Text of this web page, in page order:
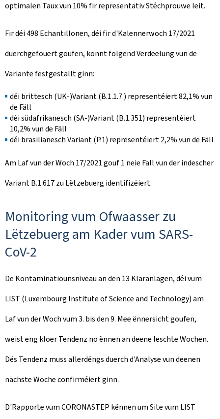
optimalen Taux vun 10% fir representativ Stéchprouwe leit.
Fir déi 498 Echantillonen, déi fir d'Kalennerwoch 17/2021
duerchgefouert goufen, konnt folgend Verdeelung vun de
Variante festgestallt ginn:
déi brittesch (UK-)Variant (B.1.1.7.) representéiert 82,1% vun
de Fäll
déi südafrikanesch (SA-)Variant (B.1.351) representéiert
10,2% vun de Fäll
déi brasilianesch Variant (P.1) representéiert 2,2% vun de Fäll
Am Laf vun der Woch 17/2021 gouf 1 neie Fall vun der indescher
Variant B.1.617 zu Lëtzebuerg identifizéiert.
Monitoring vum Ofwaasser zu
Lëtzebuerg am Kader vum SARS-
CoV-2
De Kontaminatiounsniveau an den 13 Kläranlagen, déi vum
LIST (Luxembourg Institute of Science and Technology) am
Laf vun der Woch vum 3. bis den 9. Mee ënnersicht goufen,
weist eng kloer Tendenz no ënnen an deene leschte Wochen.
Dës Tendenz muss allerdéngs duerch d'Analyse vun deenen
nächste Woche confirméiert ginn.
D'Rapporte vum CORONASTEP kënnen um Site vum LIST